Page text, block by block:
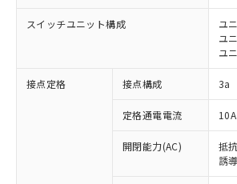
スイッチユニット構成
ユ
ユ
ユ
接点定格 接点構成 3a
定格通電電流 10A
開閉能力(AC)
抵
誘
※1 対応状況
対応済み：EU RoHS指令（
非含有に対応した製品が提供可
対応予定：EU RoHS指令（10